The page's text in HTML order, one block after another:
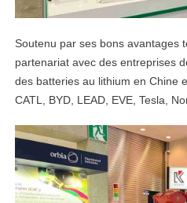
Soutenu par ses bons avantages
partenariat avec des entreprises
des batteries au lithium en Chine
CATL, BYD, LEAD, EVE, Tesla,